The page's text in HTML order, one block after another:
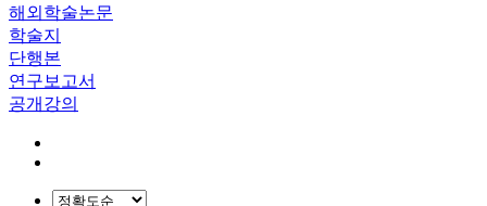
해외학술논문
학술지
단행본
연구보고서
공개강의